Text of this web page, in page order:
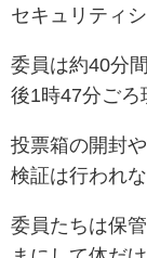
セキュリティ
委員は約40分
後1時47分ごろ
投票箱の開封
検証は行われな
委員たちは保